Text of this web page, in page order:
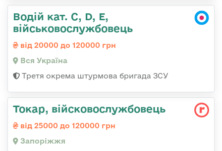
Водій кат. С, D, Е,
військовослужбовець
від 20000 до 120000 грн
Вся Україна
Третя окрема штурмова бригада ЗСУ
Токар, війсковослужбовець
від 25000 до 120000 грн
Запоріжжя